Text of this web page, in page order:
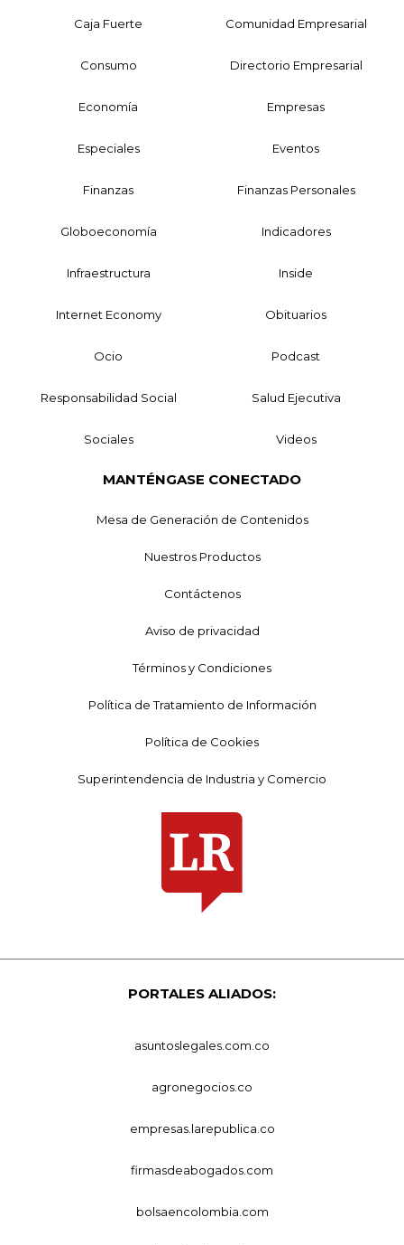
Caja Fuerte Comunidad Empresarial
Consumo Directorio Empresarial
Economía Empresas
Especiales Eventos
Finanzas Finanzas Personales
Globoeconomía Indicadores
Infraestructura Inside
Internet Economy Obituarios
Ocio Podcast
Responsabilidad Social Salud Ejecutiva
Sociales Videos
MANTÉNGASE CONECTADO
Mesa de Generación de Contenidos
Nuestros Productos
Contáctenos
Aviso de privacidad
Términos y Condiciones
Política de Tratamiento de Información
Política de Cookies
Superintendencia de Industria y Comercio
PORTALES ALIADOS:
asuntoslegales.com.co
agronegocios.co
empresas.larepublica.co
firmasdeabogados.com
bolsaencolombia.com